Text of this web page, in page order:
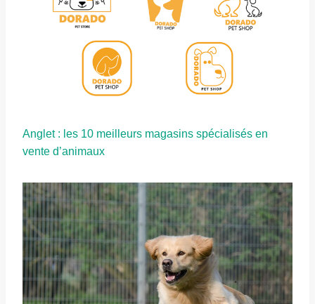
Anglet : les 10 meilleurs magasins spécialisés en
vente d’animaux